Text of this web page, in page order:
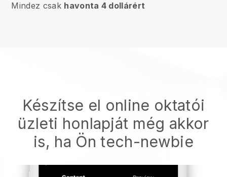
Mindez csak havonta 4 dollárért
Készítse el online oktatói
üzleti honlapját még akkor
is, ha Ön tech-newbie